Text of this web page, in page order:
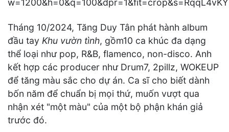
Tháng 10/2024, Tăng Duy Tân phát hành album
đầu tay Khu vườn tình, gồm10 ca khúc đa dạng
thể loại như pop, R&B, flamenco, non-disco. Anh
kết hợp các producer như Drum7, 2pillz, WOKEUP
để tăng màu sắc cho dự án. Ca sĩ cho biết dành
bốn năm để chuẩn bị mọi thứ, muốn vượt qua
nhận xét "một màu" của một bộ phận khán giả
trước đó.